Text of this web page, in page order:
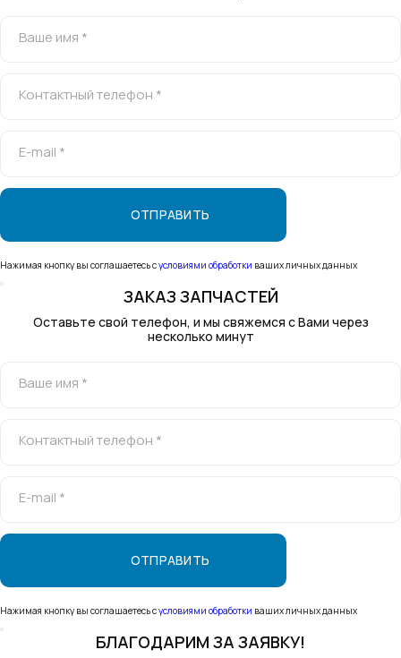
Ваше имя *
Контактный телефон *
E-mail *
Нажимая кнопку вы соглашаетесь сусловиями обработки ваших личных данных
ЗАКАЗ ЗАПЧАСТЕЙ
Оставьте свой телефон, и мы свяжемся с Вами через
несколько минут
Ваше имя *
Контактный телефон *
E-mail *
Нажимая кнопку вы соглашаетесь сусловиями обработки ваших личных данных
БЛАГОДАРИМ ЗА ЗАЯВКУ!